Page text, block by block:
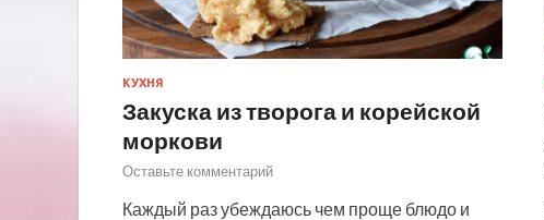
КУХНЯ
Закуска из творога и корейской
моркови
Оставьте комментарий
Каждый раз убеждаюсь чем проще блюдо и